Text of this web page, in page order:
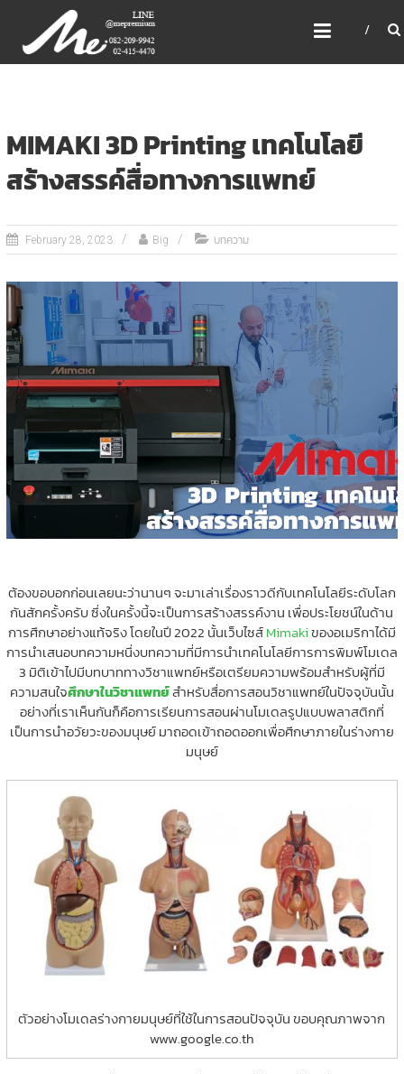
content
ME PREMIUM GIFT MODEL,
LASER, CRYSTAL, TROPHY,
3D PRINT, 3D SCAN
MIMAKI 3D Printing เทคโนโลยี
สร้างสรรค์สื่อทางการแพทย์
February 28, 2023 Big บทความ
ต้องขอบอกก่อนเลยนะว่านานๆ จะมาเล่าเรื่องราวดีกับเทคโนโลยีระดับโลก
กันสักครั้งครับ ซึ่งในครั้งนี้จะเป็นการสร้างสรรค์งาน เพื่อประโยชน์ในด้าน
การศึกษาอย่างแท้จริง โดยในปี 2022 นั้นเว็บไซส์Mimakiของอเมริกาได้มี
การนำเสนอบทความหนึ่งบทความที่มีการนำเทคโนโลยีการการพิมพ์โมเดล
3 มิติเข้าไปมีบทบาททางวิชาแพทย์หรือเตรียมความพร้อมสำหรับผู้ที่มี
ความสนใจศึกษาในวิชาแพทย์สำหรับสื่อการสอนวิชาแพทย์ในปัจจุบันนั้น
อย่างที่เราเห็นกันก็คือการเรียนการสอนผ่านโมเดลรูปแบบพลาสติกที่
เป็นการนำอวัยวะของมนุษย์ มาถอดเข้าถอดออกเพื่อศึกษาภายในร่างกาย
มนุษย์
ตัวอย่างโมเดลร่างกายมนุษย์ที่ใช้ในการสอนปัจจุบัน ขอบคุณภาพจาก
www.google.co.th